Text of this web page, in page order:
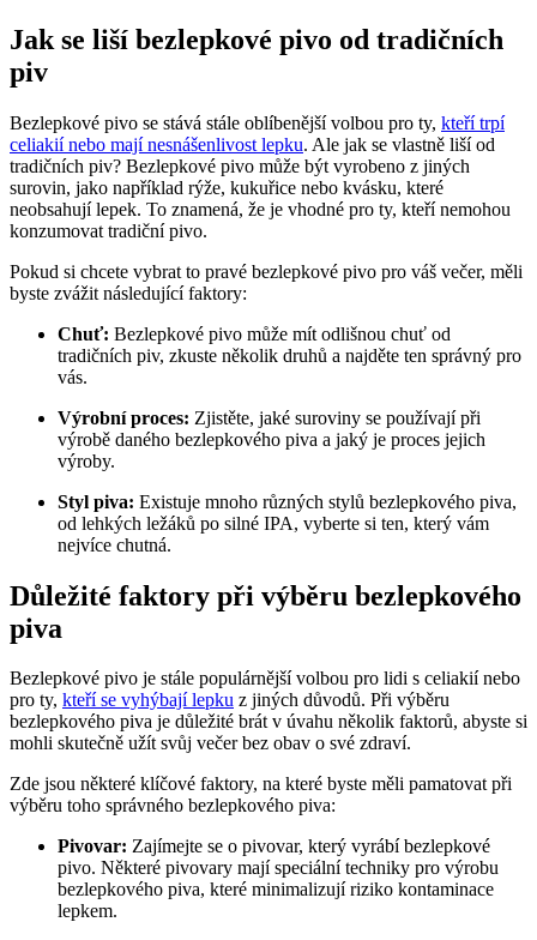
Jak se liší bezlepkové pivo od tradičních
piv
Bezlepkové pivo se stává stále oblíbenější volbou pro ty, kteří trpí
celiakií nebo mají nesnášenlivost lepku. Ale jak se vlastně liší od
tradičních piv? Bezlepkové pivo může být vyrobeno z jiných
surovin, jako například rýže, kukuřice nebo kvásku, které
neobsahují lepek. To znamená, že je vhodné pro ty, kteří nemohou
konzumovat tradiční pivo.
Pokud si chcete vybrat to pravé bezlepkové pivo pro váš večer, měli
byste zvážit následující faktory:
Chuť: Bezlepkové pivo může mít odlišnou chuť od
tradičních piv, zkuste několik druhů a najděte ten správný pro
vás.
Výrobní proces: Zjistěte, jaké suroviny se používají při
výrobě daného bezlepkového piva a jaký je proces jejich
výroby.
Styl piva: Existuje mnoho různých stylů bezlepkového piva,
od lehkých ležáků po silné IPA, vyberte si ten, který vám
nejvíce chutná.
Důležité faktory při výběru bezlepkového
piva
Bezlepkové pivo je stále populárnější volbou pro lidi s celiakií nebo
pro ty, kteří se vyhýbají lepku z jiných důvodů. Při výběru
bezlepkového piva je důležité brát v úvahu několik faktorů, abyste si
mohli skutečně užít svůj večer bez obav o své zdraví.
Zde jsou některé klíčové faktory, na které byste měli pamatovat při
výběru toho správného bezlepkového piva:
Pivovar: Zajímejte se o pivovar, který vyrábí bezlepkové
pivo. Některé pivovary mají speciální techniky pro výrobu
bezlepkového piva, které minimalizují riziko kontaminace
lepkem.